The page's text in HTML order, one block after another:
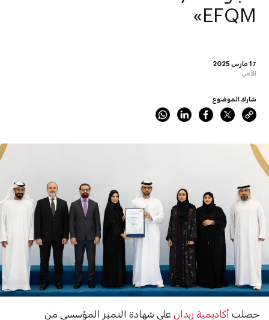
17 مارس 2025
الأمن
EFQM»
شارك الموضوع
حصلتأكاديمية ربدانعلى شهادة التميز المؤسسي من